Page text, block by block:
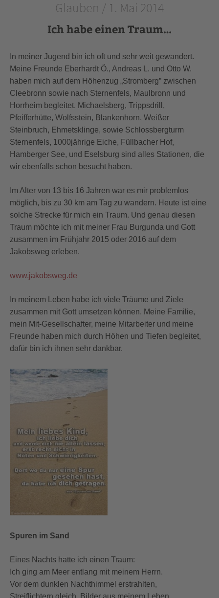
Glauben / 1. Mai 2014
Ich habe einen Traum…
In meiner Jugend bin ich oft und sehr weit gewandert.
Meine Freunde Eberhardt Ö., Andreas L. und Otto W.
haben mich auf dem Höhenzug „Stromberg” zwischen
Cleebronn sowie nach Sternenfels, Maulbronn und
Horrheim begleitet. Michaelsberg, Trippsdrill,
Pfeifferhütte, Wolfsstein, Blankenhorn, Weißer
Steinbruch, Ehmetsklinge, sowie Schlossbergturm
Sternenfels, 1000jährige Eiche, Füllbacher Hof,
Hamberger See, und Eselsburg sind alles Stationen, die
wir ebenfalls schon besucht haben.
Im Alter von 13 bis 16 Jahren war es mir problemlos
möglich, bis zu 30 km am Tag zu wandern. Heute ist eine
solche Strecke für mich ein Traum. Und genau diesen
Traum möchte ich mit meiner Frau Burgunda und Gott
zusammen im Frühjahr 2015 oder 2016 auf dem
Jakobsweg erleben.
www.jakobsweg.de
In meinem Leben habe ich viele Träume und Ziele
zusammen mit Gott umsetzen können. Meine Familie,
mein Mit-Gesellschafter, meine Mitarbeiter und meine
Freunde haben mich durch Höhen und Tiefen begleitet,
dafür bin ich ihnen sehr dankbar.
Spuren im Sand
Eines Nachts hatte ich einen Traum:
Ich ging am Meer entlang mit meinem Herrn.
Vor dem dunklen Nachthimmel erstrahlten,
Streiflichtern gleich, Bilder aus meinem Leben.